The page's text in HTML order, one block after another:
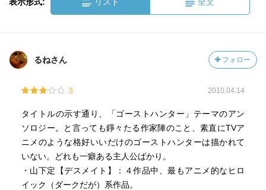
るねさん フォロー
3 2010.04.14
タイトルの示す通り、「ゴーストハンター」テーマのアン
ソロジー。と言っても錚々たる作家陣のこと、素直にTVア
ニメのような格好いいだけのゴーストハンターは描かれて
いない。どれも一癖ある主人公ばかり。
・山下定【デスメイト】：４作品中、最もアニメ的なヒロ
イック（ダークだが）系作品。